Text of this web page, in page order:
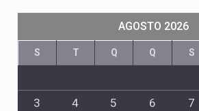
AGOSTO 2026
S T Q Q S
3
4 5 6 7